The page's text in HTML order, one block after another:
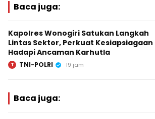
Baca juga:
Kapolres Wonogiri Satukan Langkah
Lintas Sektor, Perkuat Kesiapsiagaan
Hadapi Ancaman Karhutla
T TNI-POLRI 19 jam
Baca juga: